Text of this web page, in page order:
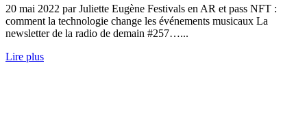
20 mai 2022 par Juliette Eugène Festivals en AR et pass NFT :
comment la technologie change les événements musicaux La
newsletter de la radio de demain #257…...
Lire plus